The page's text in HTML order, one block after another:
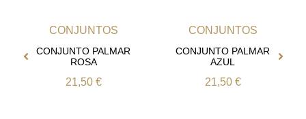
CONJUNTOS
CONJUNTO PALMAR
ROSA
21,50 €
CONJUNTOS
CONJUNTO PALMAR
AZUL
21,50 €